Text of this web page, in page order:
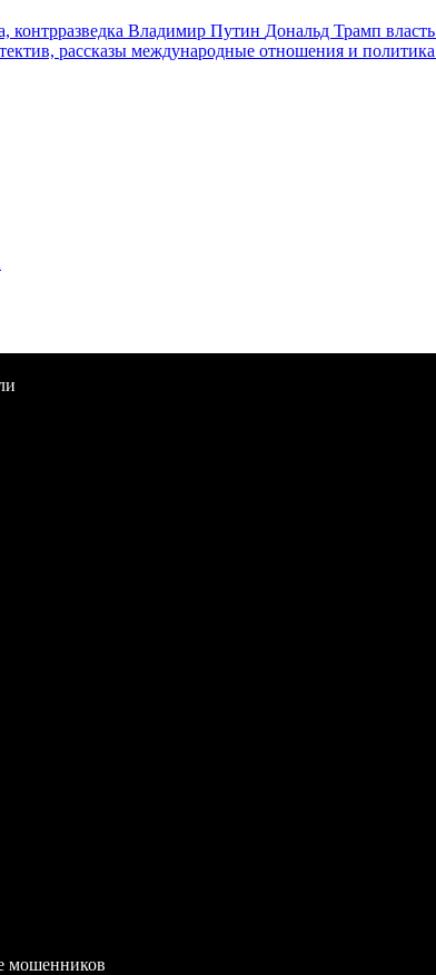
контрразведка Владимир Путин Дональд Трамп власть
рассказы международные отношения и политика
мошенников